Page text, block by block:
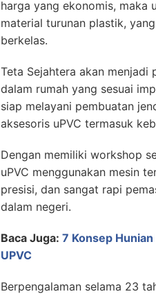
harga yang ekonomis, maka
material turunan plastik,
berkelas.
Teta Sejahtera akan
dalam rumah yang sesuai
siap melayani pembuatan
aksesoris uPVC termasuk
Dengan memiliki workshop
uPVC menggunakan mesin
presisi, dan sangat rapi
dalam negeri.
Baca Juga: 7 Konsep
UPVC
Berpengalaman selama 23